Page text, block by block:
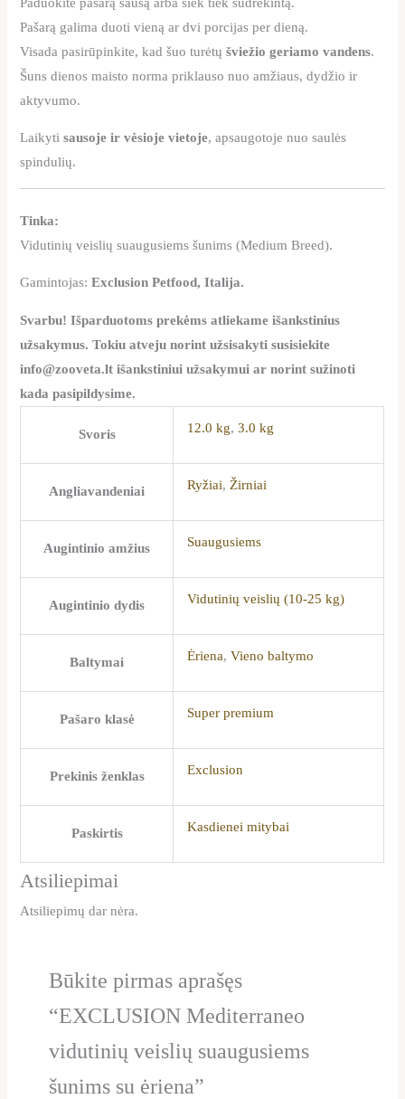
Pašarą galima duoti vieną ar dvi porcijas per dieną.
Visada pasirūpinkite, kad šuo turėtųšviežio geriamo vandens.
Šuns dienos maisto norma priklauso nuo amžiaus, dydžio ir
aktyvumo.
Laikytisausoje ir vėsioje vietoje, apsaugotoje nuo saulės
spindulių.
Tinka:
Vidutinių veislių suaugusiems šunims (Medium Breed).
Gamintojas:Exclusion Petfood, Italija.
Svarbu! Išparduotoms prekėms atliekame išankstinius
užsakymus. Tokiu atveju norint užsisakyti susisiekite
info@zooveta.lt išankstiniui užsakymui ar norint sužinoti
kada pasipildysime.
Svoris 12.0 kg,3.0 kg
Angliavandeniai Ryžiai, Žirniai
Augintinio amžius Suaugusiems
Augintinio dydis Vidutinių veislių (10-25 kg)
Baltymai Ėriena,Vieno baltymo
Pašaro klasė Super premium
Prekinis ženklas Exclusion
Paskirtis Kasdienei mitybai
Atsiliepimai
Atsiliepimų dar nėra.
Būkite pirmas aprašęs
“EXCLUSION Mediterraneo
vidutinių veislių suaugusiems
šunims su ėriena”